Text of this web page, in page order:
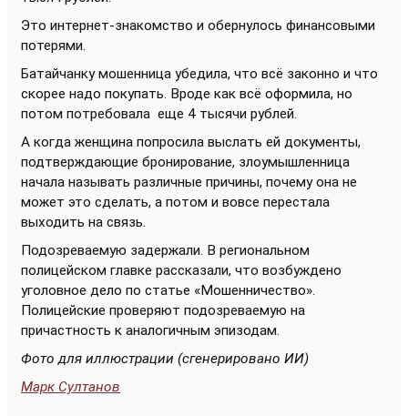
Это интернет-знакомство и обернулось финансовыми
потерями.
Батайчанку мошенница убедила, что всё законно и что
скорее надо покупать. Вроде как всё оформила, но
потом потребовала еще 4 тысячи рублей.
А когда женщина попросила выслать ей документы,
подтверждающие бронирование, злоумышленница
начала называть различные причины, почему она не
может это сделать, а потом и вовсе перестала
выходить на связь.
Подозреваемую задержали. В региональном
полицейском главке рассказали, что возбуждено
уголовное дело по статье «Мошенничество».
Полицейские проверяют подозреваемую на
причастность к аналогичным эпизодам.
Фото для иллюстрации (сгенерировано ИИ)
Марк Султанов